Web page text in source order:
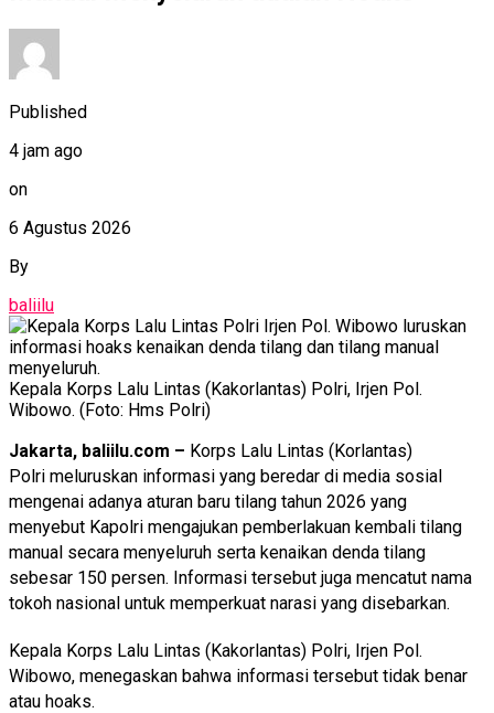
Published
4 jam ago
on
6 Agustus 2026
By
baliilu
Kepala Korps Lalu Lintas (Kakorlantas) Polri, Irjen Pol.
Wibowo. (Foto: Hms Polri)
Jakarta, baliilu.com – Korps Lalu Lintas (Korlantas)
Polri meluruskan informasi yang beredar di media sosial
mengenai adanya aturan baru tilang tahun 2026 yang
menyebut Kapolri mengajukan pemberlakuan kembali tilang
manual secara menyeluruh serta kenaikan denda tilang
sebesar 150 persen. Informasi tersebut juga mencatut nama
tokoh nasional untuk memperkuat narasi yang disebarkan.
Kepala Korps Lalu Lintas (Kakorlantas) Polri, Irjen Pol.
Wibowo, menegaskan bahwa informasi tersebut tidak benar
atau hoaks.